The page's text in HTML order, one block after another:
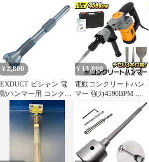
式 マキタ 互換 ハンマ
ードリル 振動 はつり
テリー コンクリート穴
開け 電気ハンマードリ
ル ブラシレスモーター
搭載 タイル・プラスチ
ック・石材・壁・金
属・木材の穴あけに最
適 DIY用
のみ ハンマードリル
¥ 2,800
EXDUCT ビシャン 電
動ハンマー用 コンクリ
ート ライン塗装消去 六
角 面荒し 石材工具 角
揃え 面取り 工具 石工
石材 レンガ タイル 下
処理 16歯 [16歯]
¥ 13,800
電動コンクリートハン
マー 強力4590BPM 重
量5.6kg チゼル3種付属